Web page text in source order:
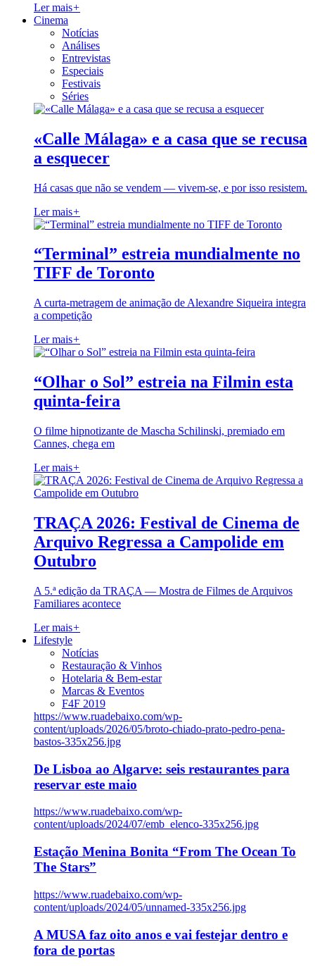
Ler mais+
Cinema
Notícias
Análises
Entrevistas
Especiais
Festivais
Séries
«Calle Málaga» e a casa que se recusa
a esquecer
Há casas que não se vendem — vivem-se, e por isso resistem.
Ler mais+
“Terminal” estreia mundialmente no
TIFF de Toronto
A curta-metragem de animação de Alexandre Siqueira integra
a competição
Ler mais+
“Olhar o Sol” estreia na Filmin esta
quinta-feira
O filme hipnotizante de Mascha Schilinski, premiado em
Cannes, chega em
Ler mais+
TRAÇA 2026: Festival de Cinema de
Arquivo Regressa a Campolide em
Outubro
A 5.ª edição da TRAÇA — Mostra de Filmes de Arquivos
Familiares acontece
Ler mais+
Lifestyle
Notícias
Restauração & Vinhos
Hotelaria & Bem-estar
Marcas & Eventos
F4F 2019
https://www.ruadebaixo.com/wp-
content/uploads/2026/05/broto-chiado-prato-pedro-pena-
bastos-335x256.jpg
De Lisboa ao Algarve: seis restaurantes para
reservar este maio
https://www.ruadebaixo.com/wp-
content/uploads/2024/07/emb_elenco-335x256.jpg
Estação Menina Bonita “From The Ocean To
The Stars”
https://www.ruadebaixo.com/wp-
content/uploads/2024/05/unnamed-335x256.jpg
A MUSA faz oito anos e vai festejar dentro e
fora de portas